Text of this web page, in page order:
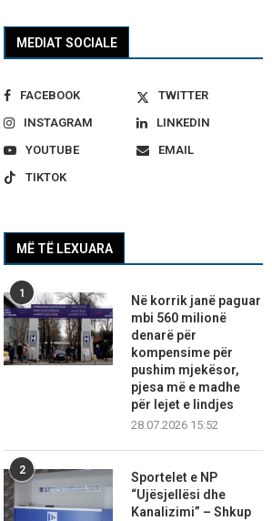
MEDIAT SOCIALE
FACEBOOK
TWITTER
INSTAGRAM
LINKEDIN
YOUTUBE
EMAIL
TIKTOK
MË TË LEXUARA
1
Në korrik janë paguar
mbi 560 milionë
denarë për
kompensime për
pushim mjekësor,
pjesa më e madhe
për lejet e lindjes
28.07.2026 15:52
2
Sportelet e NP
“Ujësjellësi dhe
Kanalizimi” – Shkup